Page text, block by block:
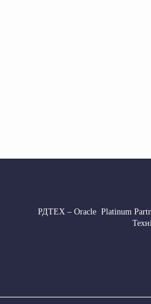
РДТЕХ – Oracle Platinum